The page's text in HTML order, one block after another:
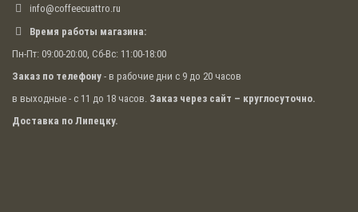
info@coffeecuattro.ru
Время работы магазина:
Пн-Пт: 09:00-20:00, Сб-Вс: 11:00-18:00
Заказ по телефону - в рабочие дни с 9 до 20 часов
в выходные - с 11 до 18 часов. Заказ через сайт – круглосуточно.
Доставка по Липецку.